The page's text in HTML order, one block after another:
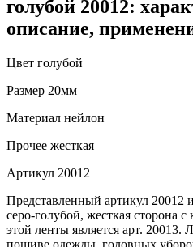
голубой 20012:
описание,
Цвет голубой
Размер 20мм
Материал нейлон
Прочее жесткая
Артикул 20012
Представленный артикул
серо-голубой, жесткая сторона
этой ленты является арт. 20013.
пошиве одежды, головных